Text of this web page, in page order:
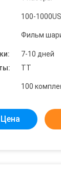
100-
Фильм
7-10 дней
TT
100